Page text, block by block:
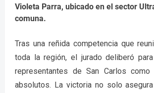
Violeta Parra, ubicado en el sector
comuna.
Tras una reñida competencia que
toda la región, el jurado deliberó
representantes de San Carlos como
absolutos. La victoria no solo